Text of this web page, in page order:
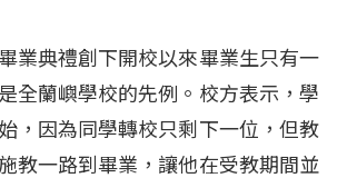
業典禮創下開校以來畢業生只有一
全蘭嶼學校的先例。校方表示，學
，因為同學轉校只剩下一位，但教
教一路到畢業，讓他在受教期間並